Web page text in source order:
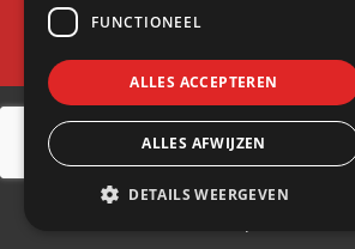
©2026| Website
WEBSITEBEREIKT.NL
FUNCTIONEEL
ALLES ACCEPTEREN
ALLES AFWIJZEN
DETAILS WEERGEVEN